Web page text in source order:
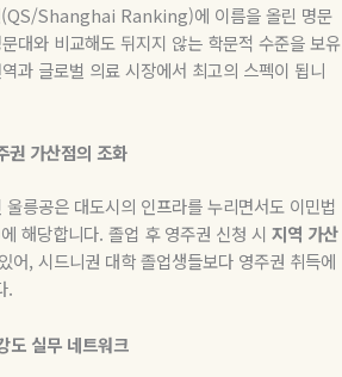
(QS/Shanghai Ranking)에 이름을 올린 명문
대와 비교해도 뒤지지 않는 학문적 수준을 보유
과 글로벌 의료 시장에서 최고의 스펙이 됩니
권 가산점의 조화
울릉공은 대도시의 인프라를 누리면서도 이민법
에 해당합니다. 졸업 후 영주권 신청 시 지역 가산
어, 시드니권 대학 졸업생들보다 영주권 취득에
.
도 실무 네트워크